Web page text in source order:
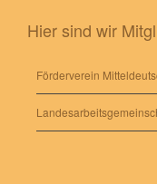
Hier sind wir
Förderverein